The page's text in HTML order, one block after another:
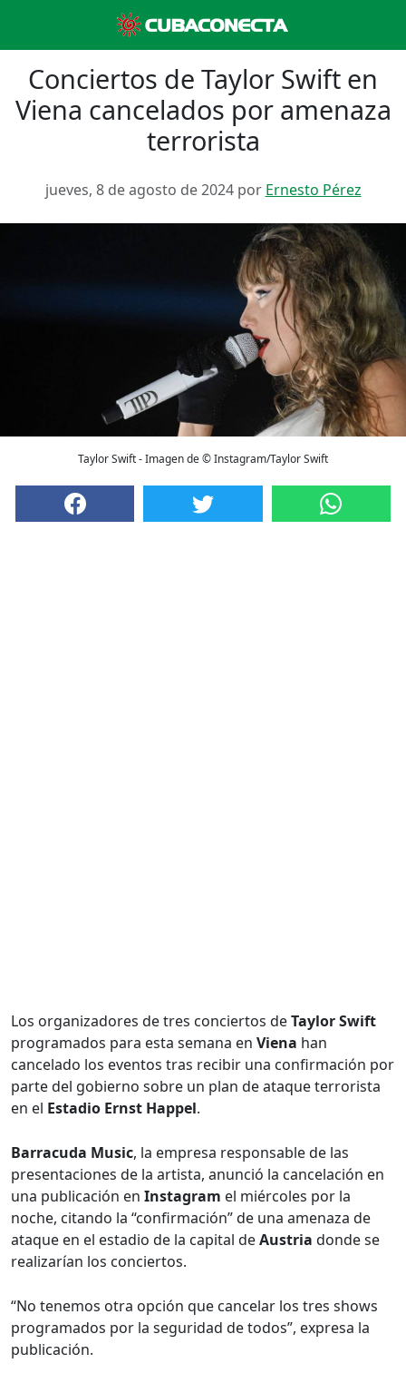
Conciertos de Taylor Swift en
Viena cancelados por amenaza
terrorista
jueves, 8 de agosto de 2024 por Ernesto Pérez
Taylor Swift - Imagen de © Instagram/Taylor Swift
Los organizadores de tres conciertos deTaylor Swift
programados para esta semana en Viena han
cancelado los eventos tras recibir una confirmación por
parte del gobierno sobre un plan de ataque terrorista
en el Estadio Ernst Happel.
Barracuda Music, la empresa responsable de las
presentaciones de la artista, anunció la cancelación en
una publicación en Instagram el miércoles por la
noche, citando la “confirmación” de una amenaza de
ataque en el estadio de la capital deAustria donde se
realizarían los conciertos.
“No tenemos otra opción que cancelar los tres shows
programados por la seguridad de todos”, expresa la
publicación.